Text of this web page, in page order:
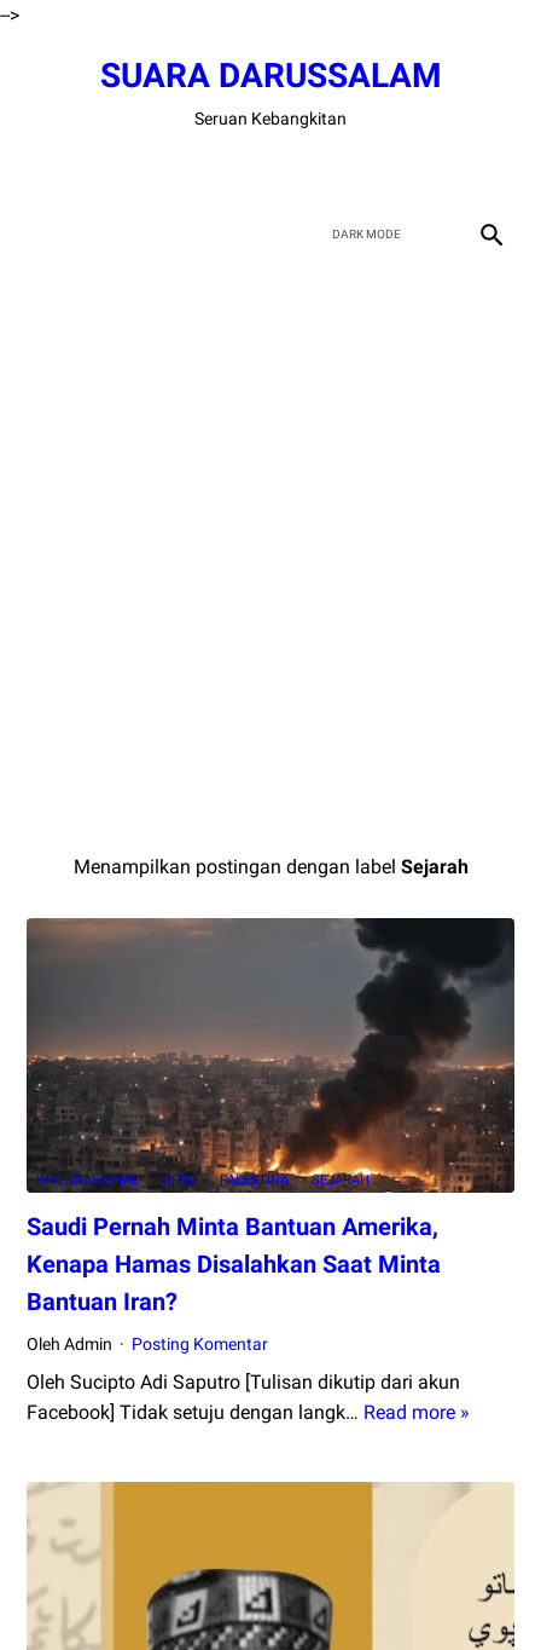
-->
SUARA DARUSSALAM
Seruan Kebangkitan
Menampilkan postingan dengan label Sejarah
INTERNASIONAL OPINI PALESTINA SEJARAH
Saudi Pernah Minta Bantuan Amerika,
Kenapa Hamas Disalahkan Saat Minta
Bantuan Iran?
Oleh Admin Posting Komentar
Oleh Sucipto Adi Saputro [Tulisan dikutip dari akun
Facebook] Tidak setuju dengan langk… Read more »
Minta
Kenapa
Hamas